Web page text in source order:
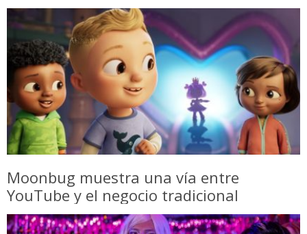
Moonbug muestra una vía entre
YouTube y el negocio tradicional